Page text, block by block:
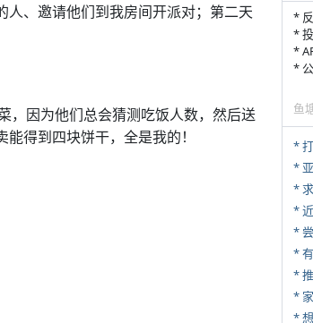
、邀请他们到我房间开派对；第二天
，因为他们总会猜测吃饭人数，然后送
得到四块饼干，全是我的！
*
*
*
*
鱼
*
*
*
*
*
*
*